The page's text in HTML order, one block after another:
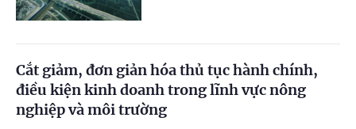
Cắt giảm, đơn giản hóa thủ tục hành chính,
điều kiện kinh doanh trong lĩnh vực nông
nghiệp và môi trường